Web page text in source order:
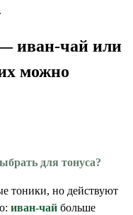
иван-чай или
можно
для тонуса?
тоники, но действуют
иван-чай больше